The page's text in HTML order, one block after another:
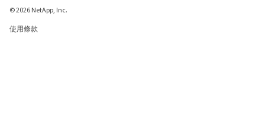
© 2026 NetApp, Inc.
使用條款